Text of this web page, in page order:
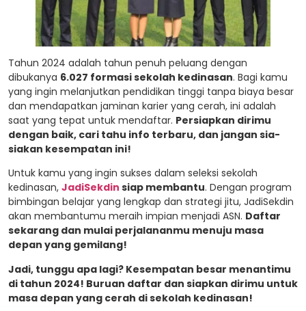
Tahun 2024 adalah tahun penuh peluang dengan
dibukanya 6.027 formasi sekolah kedinasan. Bagi kamu
yang ingin melanjutkan pendidikan tinggi tanpa biaya besar
dan mendapatkan jaminan karier yang cerah, ini adalah
saat yang tepat untuk mendaftar. Persiapkan dirimu
dengan baik, cari tahu info terbaru, dan jangan sia-
siakan kesempatan ini!
Untuk kamu yang ingin sukses dalam seleksi sekolah
kedinasan, JadiSekdin siap membantu. Dengan program
bimbingan belajar yang lengkap dan strategi jitu, JadiSekdin
akan membantumu meraih impian menjadi ASN. Daftar
sekarang dan mulai perjalananmu menuju masa
depan yang gemilang!
Jadi, tunggu apa lagi? Kesempatan besar menantimu
di tahun 2024! Buruan daftar dan siapkan dirimu untuk
masa depan yang cerah di sekolah kedinasan!